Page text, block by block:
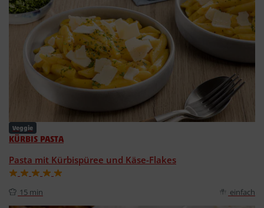
Veggie
KÜRBIS PASTA
Pasta mit Kürbispüree und Käse-Flakes
15 min einfach